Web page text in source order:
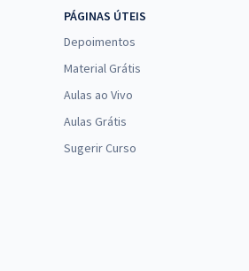
PÁGINAS ÚTEIS
Depoimentos
Material Grátis
Aulas ao Vivo
Aulas Grátis
Sugerir Curso